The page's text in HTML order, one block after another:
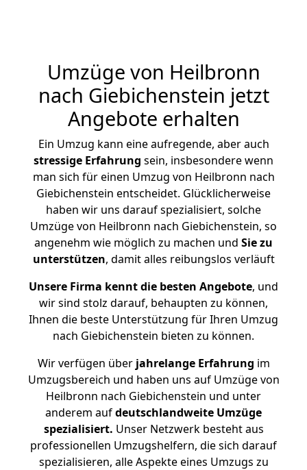
Umzüge von Heilbronn
nach Giebichenstein jetzt
Angebote erhalten
Ein Umzug kann eine aufregende, aber auch
stressige Erfahrung sein, insbesondere wenn
man sich für einen Umzug von Heilbronn nach
Giebichenstein entscheidet. Glücklicherweise
haben wir uns darauf spezialisiert, solche
Umzüge von Heilbronn nach Giebichenstein, so
angenehm wie möglich zu machen und Sie zu
unterstützen, damit alles reibungslos verläuft
Unsere Firma kennt die besten Angebote, und
wir sind stolz darauf, behaupten zu können,
Ihnen die beste Unterstützung für Ihren Umzug
nach Giebichenstein bieten zu können.
Wir verfügen überjahrelange Erfahrung im
Umzugsbereich und haben uns auf Umzüge von
Heilbronn nach Giebichenstein und unter
anderem aufdeutschlandweite Umzüge
spezialisiert. Unser Netzwerk besteht aus
professionellen Umzugshelfern, die sich darauf
spezialisieren, alle Aspekte eines Umzugs zu